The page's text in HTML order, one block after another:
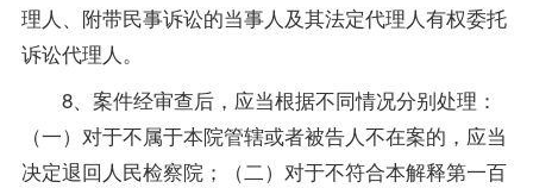
理人、附带民事诉讼的当事人及其法定代理人有权委托
诉讼代理人。
8、案件经审查后，应当根据不同情况分别处理：
（一）对于不属于本院管辖或者被告人不在案的，应当
决定退回人民检察院；（二）对于不符合本解释第一百